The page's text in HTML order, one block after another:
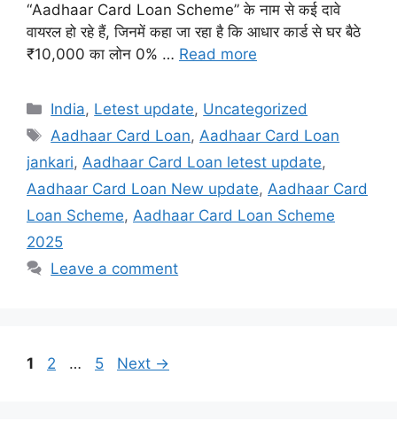
“Aadhaar Card Loan Scheme” के नाम से कई दावे
वायरल हो रहे हैं, जिनमें कहा जा रहा है कि आधार कार्ड से घर बैठे
₹10,000 का लोन 0% … Read more
Categories
India, Letest update, Uncategorized
Tags
Aadhaar Card Loan,Aadhaar Card Loan
jankari, Aadhaar Card Loan letest update,
Aadhaar Card Loan New update, Aadhaar Card
Loan Scheme, Aadhaar Card Loan Scheme
2025
Leave a comment
Page
1 Page
2 … Page
5 Next →